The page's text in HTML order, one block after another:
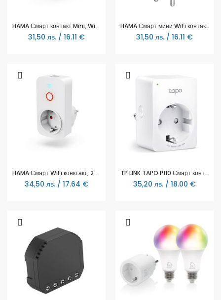
HAMA Смарт контакт Mini, WiFi, измерване на консумацията на ток, 176575
31,50 лв. / 16.11 €
HAMA Смарт мини WiFi контакт 3680W, 16A с прил. за измерване на ен.консумация
31,50 лв. / 16.11 €
HAMA Смарт WiFi конктакт, 2 USB порта, 2300 W, 10 A, HAMA-176612
34,50 лв. / 17.64 €
TP LINK TAPO P110 Смарт контакт 3680 W, 2.4Ghz, таймер
35,20 лв. / 18.00 €